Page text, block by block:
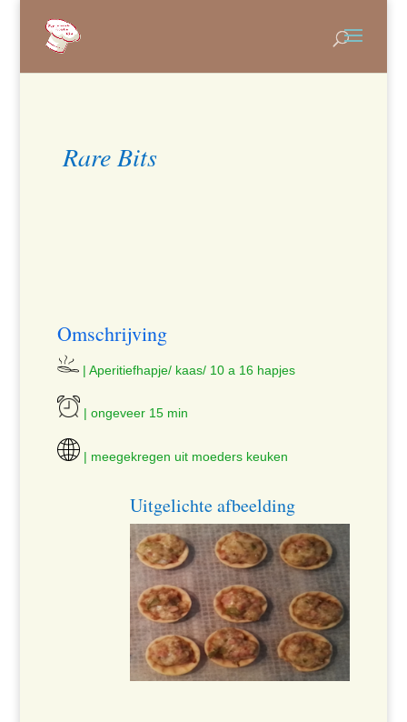
Rare Bits
Omschrijving
| Aperitiefhapje/ kaas/ 10 a 16 hapjes
| ongeveer 15 min
| meegekregen uit moeders keuken
Uitgelichte afbeelding